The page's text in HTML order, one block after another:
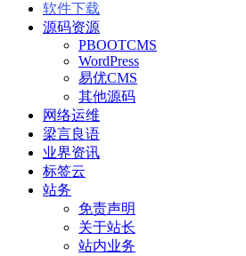
软件下载
源码资源
PBOOTCMS
WordPress
易优CMS
其他源码
网络运维
梁言良语
业界资讯
标签云
站务
免责声明
关于站长
站内业务